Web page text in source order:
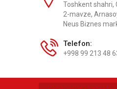
Toshkent shahri,
2-mavze,
Neus Biznes
Telefon:
+998 99 213 48